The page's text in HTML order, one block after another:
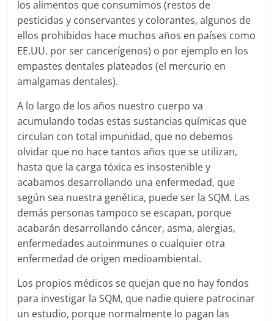
los alimentos que consumimos (restos de
pesticidas y conservantes y colorantes, algunos de
ellos prohibidos hace muchos años en países como
EE.UU. por ser cancerígenos) o por ejemplo en los
empastes dentales plateados (el mercurio en
amalgamas dentales).
A lo largo de los años nuestro cuerpo va
acumulando todas estas sustancias químicas que
circulan con total impunidad, que no debemos
olvidar que no hace tantos años que se utilizan,
hasta que la carga tóxica es insostenible y
acabamos desarrollando una enfermedad, que
según sea nuestra genética, puede ser la SQM. Las
demás personas tampoco se escapan, porque
acabarán desarrollando cáncer, asma, alergias,
enfermedades autoinmunes o cualquier otra
enfermedad de origen medioambiental.
Los propios médicos se quejan que no hay fondos
para investigar la SQM, que nadie quiere patrocinar
un estudio, porque normalmente lo pagan las